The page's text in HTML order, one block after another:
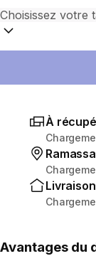
À
Avantages du